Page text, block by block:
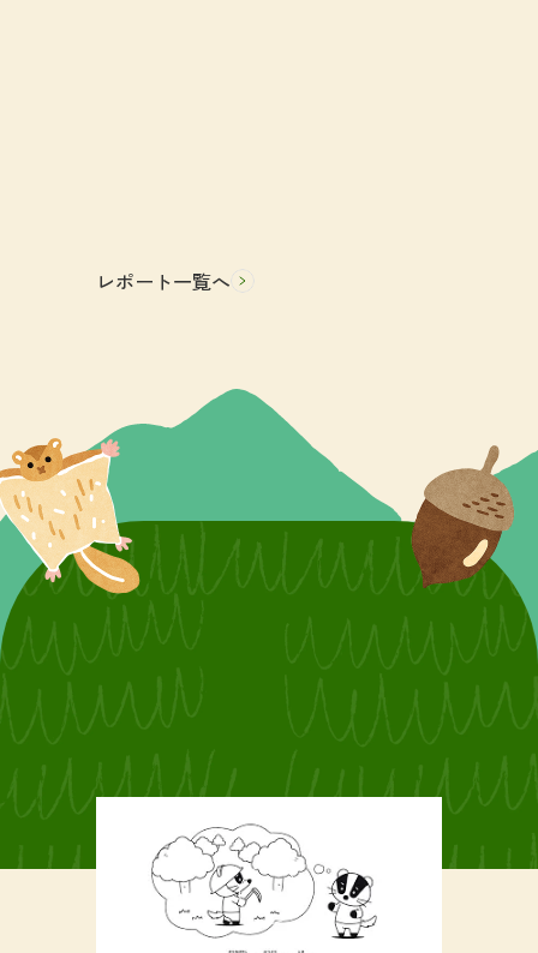
レポート一覧へ